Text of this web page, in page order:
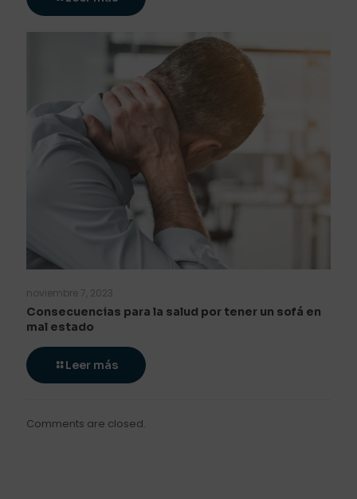
noviembre 7, 2023
Consecuencias para la salud por tener un sofá en
mal estado
Leer más
Comments are closed.